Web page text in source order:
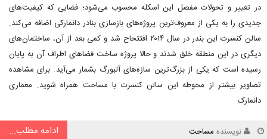
در تغییر و تحولات مفصل این اسکله محسوب می‌شود؛ فضایی که کیفیت‌های
جدیدی را به یکی از معروف‌ترین پروژه‌های بازسازی بنادر دانمارکی اضافه می‌کند.
سالن کنسرت این بندر در سال ۲۰۱۴ افتتحاح شد و کمی بعد از آن، ساختمان‌های
دیگری در این منطقه خلق شدند و حالا پروژه ساخت فضاهای اطراف آن به پایان
رسیده است که یکی از بزرگ‌ترین سازه‌های آلبورگ بشمار می‌آید. برای مشاهده
تصاویر بیشتر از محوطه این سالن کنسرت با مساحت همراه شوید. معماری
دانمارک
نویسنده مساحت ادامه مطلب...